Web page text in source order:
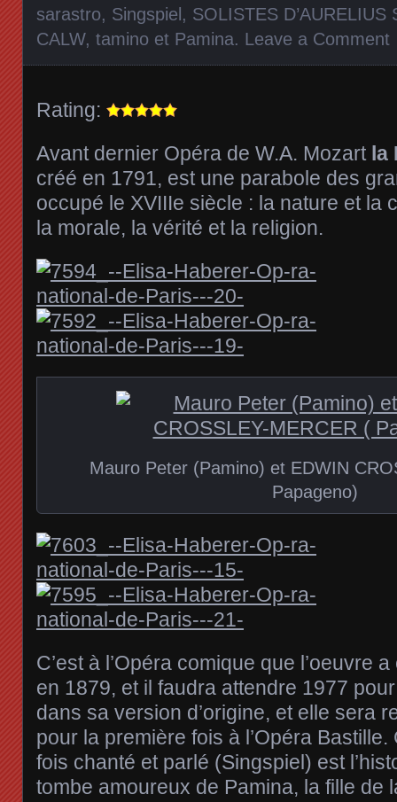
sarastro, Singspiel, SOLISTES D’AURELIUS
CALW, tamino et Pamina. Leave a Comment
Rating:
Avant dernier Opéra de W.A. Mozart la
créé en 1791, est une parabole des
occupé le XVIIIe siècle : la nature et la
la morale, la vérité et la religion.
Mauro Peter (Pamino) et EDWIN
Papageno)
C’est à l’Opéra comique que l’oeuvre
en 1879, et il faudra attendre 1977
dans sa version d’origine, et elle sera
pour la première fois à l’Opéra
fois chanté et parlé (Singspiel) est
tombe amoureux de Pamina, la fille de